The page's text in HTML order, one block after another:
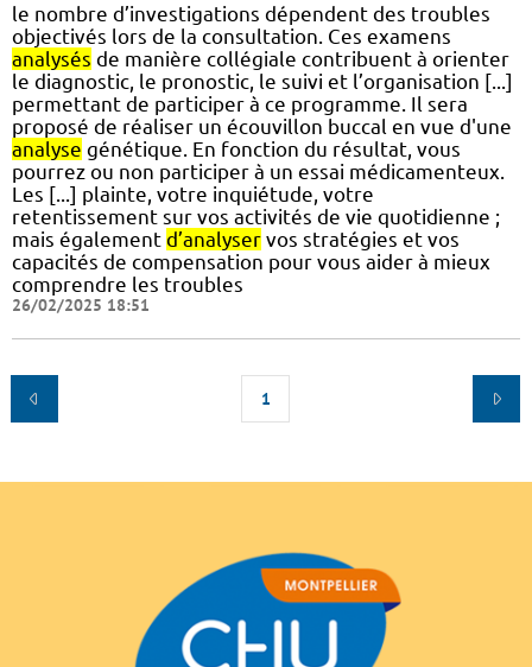
le nombre d’investigations dépendent des troubles
objectivés lors de la consultation. Ces examens
analysés de manière collégiale contribuent à orienter
le diagnostic, le pronostic, le suivi et l’organisation [...]
permettant de participer à ce programme. Il sera
proposé de réaliser un écouvillon buccal en vue d'une
analyse génétique. En fonction du résultat, vous
pourrez ou non participer à un essai médicamenteux.
Les [...] plainte, votre inquiétude, votre
retentissement sur vos activités de vie quotidienne ;
mais également d’analyser vos stratégies et vos
capacités de compensation pour vous aider à mieux
comprendre les troubles
26/02/2025 18:51
1